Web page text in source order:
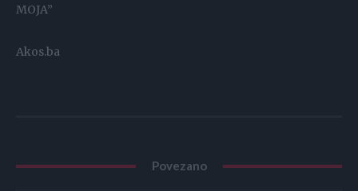
MOJA”
Akos.ba
Povezano